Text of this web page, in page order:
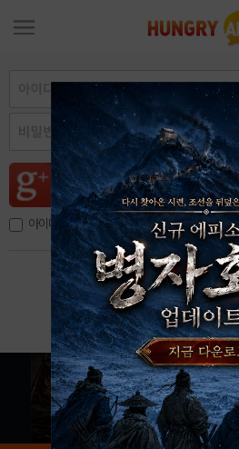
아이디, 이메일 저장
아이디 / 비밀번호 찾기